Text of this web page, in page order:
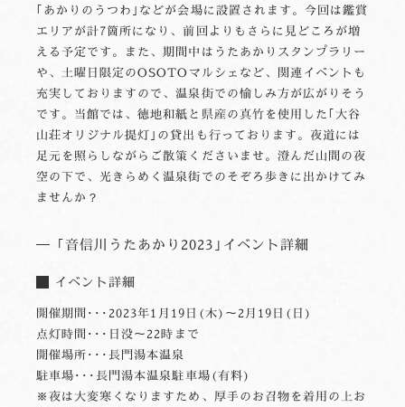
｢あかりのうつわ｣などが会場に設置されます。今回は鑑賞
エリアが計7箇所になり、前回よりもさらに見どころが増
える予定です。また、期間中はうたあかりスタンプラリー
や、土曜日限定のOSOTOマルシェなど、関連イベントも
充実しておりますので、温泉街での愉しみ方が広がりそう
です。当館では、徳地和紙と県産の真竹を使用した｢大谷
山荘オリジナル提灯｣の貸出も行っております。夜道には
足元を照らしながらご散策くださいませ。澄んだ山間の夜
空の下で、光きらめく温泉街でのそぞろ歩きに出かけてみ
ませんか？
｢音信川うたあかり2023｣イベント詳細
イベント詳細
開催期間･･･2023年1月19日(木)～2月19日(日)
点灯時間･･･日没～22時まで
開催場所･･･長門湯本温泉
駐車場･･･長門湯本温泉駐車場(有料)
※夜は大変寒くなりますため、厚手のお召物を着用の上お